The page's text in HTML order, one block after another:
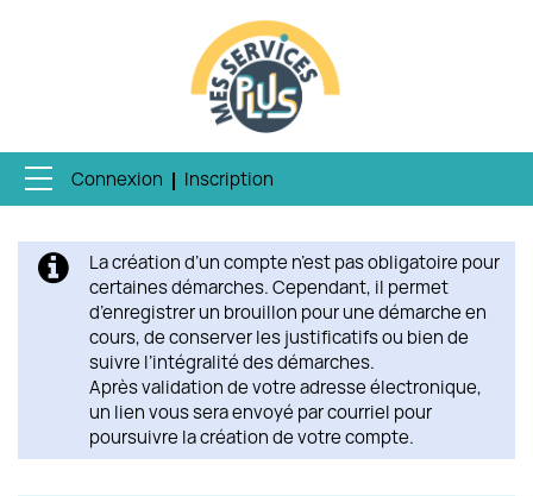
Connexion Inscription
Ouvrir le menu
MES DEMANDES
MON PROFIL
ENQUÊTE QUALITÉ
La création d’un compte n’est pas obligatoire pour
certaines démarches. Cependant, il permet
d’enregistrer un brouillon pour une démarche en
cours, de conserver les justificatifs ou bien de
suivre l’intégralité des démarches.
Après validation de votre adresse électronique,
un lien vous sera envoyé par courriel pour
poursuivre la création de votre compte.